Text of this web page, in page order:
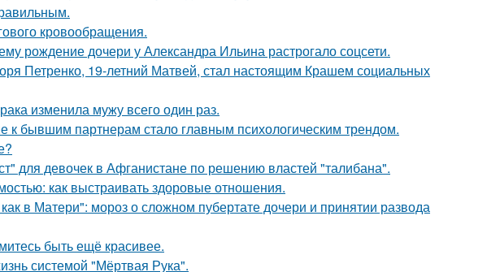
кровообращения.
рождение дочери у Александра Ильина растрогало соцсети.
Петренко, 19-летний Матвей, стал настоящим Крашем социальных
изменила мужу всего один раз.
бывшим партнерам стало главным психологическим трендом.
для девочек в Афганистане по решению властей "талибана".
как выстраивать здоровые отношения.
в Матери": мороз о сложном пубертате дочери и принятии развода
быть ещё красивее.
системой "Мёртвая Рука".